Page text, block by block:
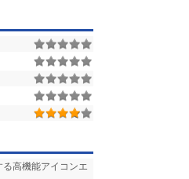
高機能アイコンエ